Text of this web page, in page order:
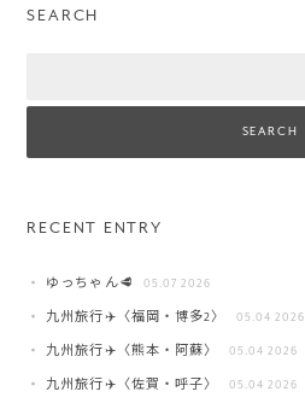
SEARCH
RECENT ENTRY
ゆっちゃん🥩 05.07 2026
九州旅行✈️〈福岡・博多2〉 05.04 2026
九州旅行✈️〈熊本・阿蘇〉 05.04 2026
九州旅行✈️〈佐賀・呼子〉 05.04 2026